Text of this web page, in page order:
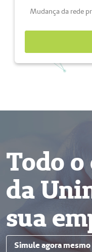
Mudança da rede
Todo
da
sua
Simule agora mesmo